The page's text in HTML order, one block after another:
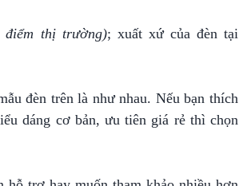
thị trường); xuất xứ của đèn tại
đèn trên là như nhau. Nếu bạn thích
dáng cơ bản, ưu tiên giá rẻ thì chọn